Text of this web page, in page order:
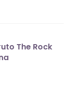
The Rock